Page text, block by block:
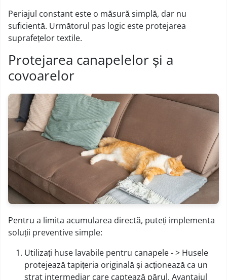
Periajul constant este o măsură simplă, dar nu
suficientă. Următorul pas logic este protejarea
suprafețelor textile.
Protejarea canapelelor și a
covoarelor
Pentru a limita acumularea directă, puteți implementa
soluții preventive simple:
Utilizați huse lavabile pentru canapele - > Husele
protejează tapițeria originală și acționează ca un
strat intermediar care captează părul. Avantajul